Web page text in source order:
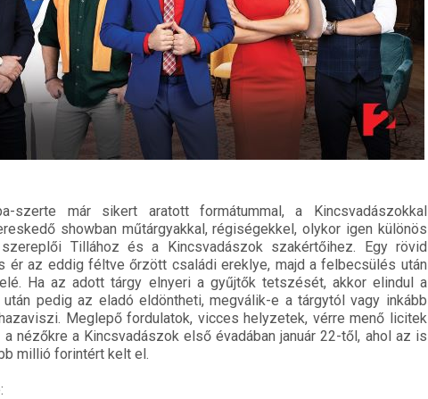
szerte már sikert aratott formátummal, a Kincsvadászokkal
showban műtárgyakkal, régiségekkel, olykor igen különös
Tillához és a Kincsvadászok szakértőihez. Egy rövid
ér az eddig féltve őrzött családi ereklye, majd a felbecsülés után
Ha az adott tárgy elnyeri a gyűjtők tetszését, akkor elindul a
pedig az eladó eldöntheti, megválik-e a tárgytól vagy inkább
Meglepő fordulatok, vicces helyzetek, vérre menő licitek
nézőkre a Kincsvadászok első évadában január 22-től, ahol az is
millió forintért kelt el.